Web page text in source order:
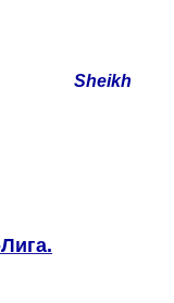
Sheikh